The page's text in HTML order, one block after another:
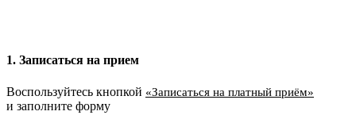
1. Записаться на прием
Воспользуйтесь кнопкой «Записаться на платный приём»
и заполните форму